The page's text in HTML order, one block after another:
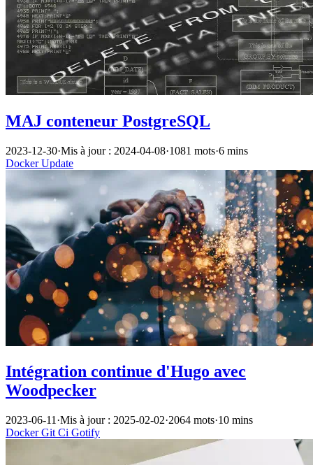
MAJ conteneur PostgreSQL
2023-12-30·Mis à jour : 2024-04-08·1081 mots·6 mins
DockerUpdate
Intégration continue d'Hugo avec
Woodpecker
2023-06-11 ·Mis à jour : 2025-02-02·2064 mots·10 mins
DockerGit Ci Gotify